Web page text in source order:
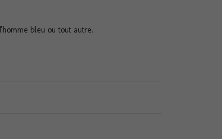
bleu ou tout autre.